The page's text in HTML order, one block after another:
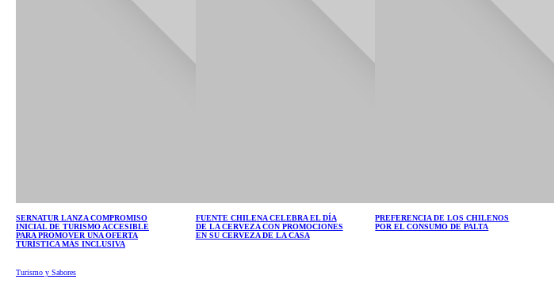
SERNATUR LANZA COMPROMISO
INICIAL DE TURISMO ACCESIBLE
PARA PROMOVER UNA OFERTA
TURÍSTICA MÁS INCLUSIVA
FUENTE CHILENA CELEBRA EL DÍA
DE LA CERVEZA CON PROMOCIONES
EN SU CERVEZA DE LA CASA
PREFERENCIA DE LOS CHILENOS
POR EL CONSUMO DE PALTA
Turismo y Sabores